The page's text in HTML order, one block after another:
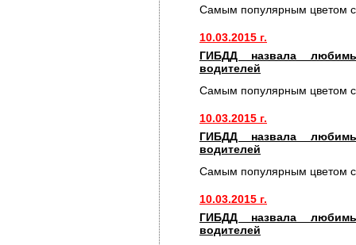
Самым популярным цветом
10.03.2015 г.
ГИБДД назвала
водителей
Самым популярным цветом
10.03.2015 г.
ГИБДД назвала
водителей
Самым популярным цветом
10.03.2015 г.
ГИБДД назвала
водителей